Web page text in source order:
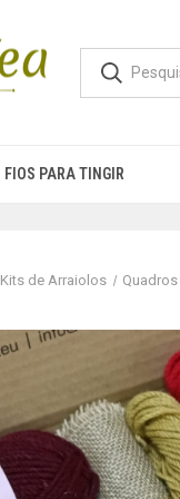
FIOS PARA TINGIR
Kits de Arraiolos